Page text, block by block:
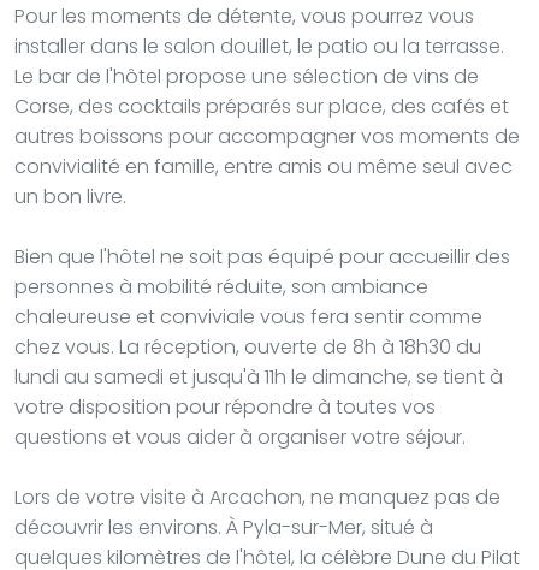
Pour les moments de détente, vous pourrez vous
installer dans le salon douillet, le patio ou la terrasse.
Le bar de l'hôtel propose une sélection de vins de
Corse, des cocktails préparés sur place, des cafés et
autres boissons pour accompagner vos moments de
convivialité en famille, entre amis ou même seul avec
un bon livre.
Bien que l'hôtel ne soit pas équipé pour accueillir des
personnes à mobilité réduite, son ambiance
chaleureuse et conviviale vous fera sentir comme
chez vous. La réception, ouverte de 8h à 18h30 du
lundi au samedi et jusqu'à 11h le dimanche, se tient à
votre disposition pour répondre à toutes vos
questions et vous aider à organiser votre séjour.
Lors de votre visite à Arcachon, ne manquez pas de
découvrir les environs. À Pyla-sur-Mer, situé à
quelques kilomètres de l'hôtel, la célèbre Dune du Pilat